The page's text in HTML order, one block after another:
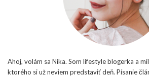
Ahoj, volám sa Nika. Som lifestyle blogerka a
ktorého si už neviem predstaviť deň. Písanie